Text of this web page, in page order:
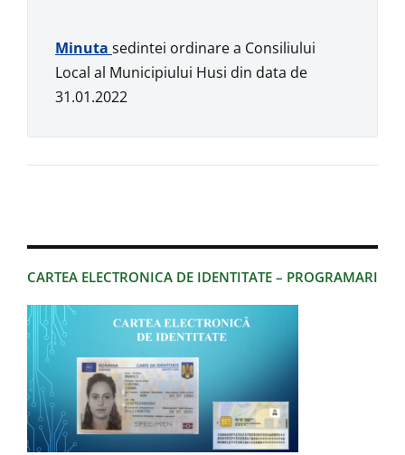
CARTEA ELECTRONICA DE IDENTITATE – PROGRAMARI
Minuta sedintei ordinare a Consiliului
Local al Municipiului Husi din data de
31.01.2022